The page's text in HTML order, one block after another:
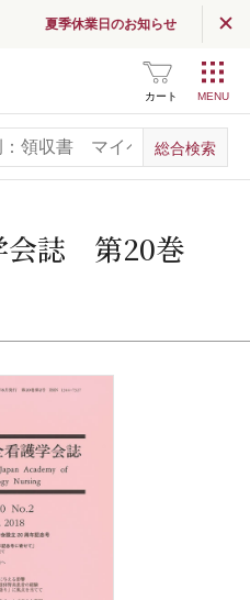
夏季休業日のお知らせ
カート
会誌 第20巻